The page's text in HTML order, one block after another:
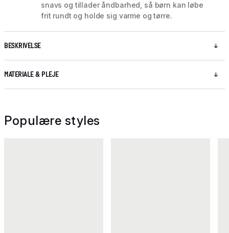
snavs og tillader åndbarhed, så børn kan løbe
frit rundt og holde sig varme og tørre.
BESKRIVELSE
MATERIALE & PLEJE
Populære styles